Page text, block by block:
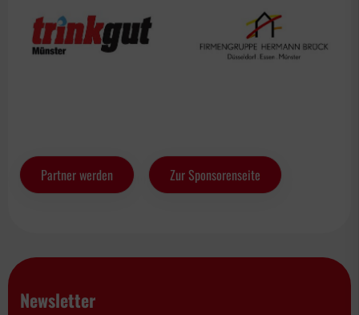
Partner werden Zur Sponsorenseite
Newsletter